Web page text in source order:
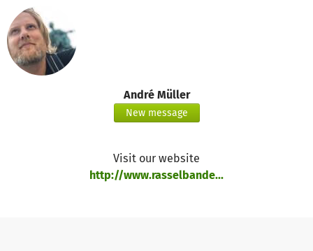
André Müller
New message
Visit our website
http://www.rasselbande...